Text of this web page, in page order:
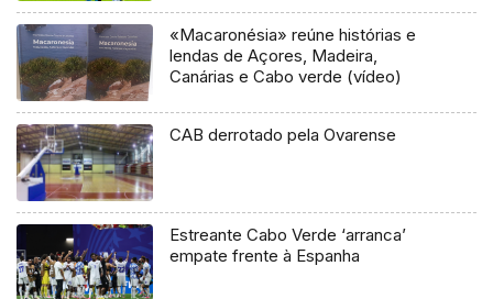
«Macaronésia» reúne histórias e
lendas de Açores, Madeira,
Canárias e Cabo verde (vídeo)
CAB derrotado pela Ovarense
Estreante Cabo Verde ‘arranca’
empate frente à Espanha